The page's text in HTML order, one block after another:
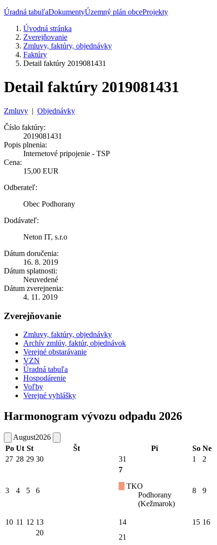
Úradná tabuľaDokumentyÚzemný plán obceProjekty
Úvodná stránka
Zverejňovanie
Zmluvy, faktúry, objednávky
Faktúry
Detail faktúry 2019081431
Detail faktúry 2019081431
Zmluvy | Objednávky
Číslo faktúry:
2019081431
Popis plnenia:
Internetové pripojenie - TSP
Cena:
15,00 EUR
Odberateľ:
Obec Podhorany
Dodávateľ:
Neton IT, s.r.o
Dátum doručenia:
16. 8. 2019
Dátum splatnosti:
Neuvedené
Dátum zverejnenia:
4. 11. 2019
Zverejňovanie
Zmluvy, faktúry, objednávky
Archív zmlúv, faktúr, objednávok
Verejné obstarávanie
VZN
Úradná tabuľa
Hospodárenie
Voľby
Verejné vyhlášky
Harmonogram vývozu odpadu 2026
August2026
Po Ut St Št Pi So Ne
27 28 29 30 31 1 2
3 4 5 6
7
TKO
Podhorany
(Kežmarok)
8 9
10 11 12 13 14 15 16
20
21